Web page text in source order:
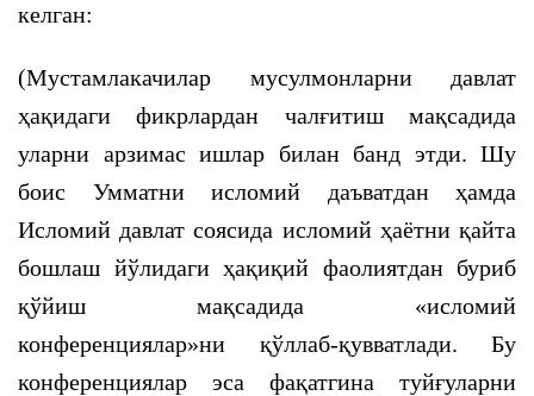
келган:
(Мустамлакачилар мусулмонларни давлат
ҳақидаги фикрлардан чалғитиш мақсадида
уларни арзимас ишлар билан банд этди. Шу
боис Умматни исломий даъватдан ҳамда
Исломий давлат соясида исломий ҳаётни қайта
бошлаш йўлидаги ҳақиқий фаолиятдан буриб
қўйиш мақсадида «исломий
конференциялар»ни қўллаб-қувватлади. Бу
конференциялар эса фақатгина туйғуларни